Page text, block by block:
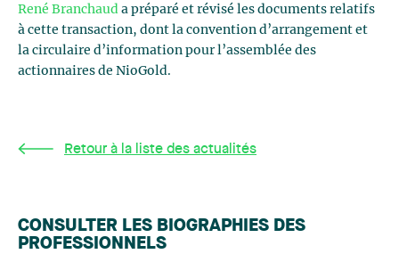
René Branchaud a préparé et révisé les documents relatifs
à cette transaction, dont la convention d’arrangement et
la circulaire d’information pour l’assemblée des
actionnaires de NioGold.
Retour à la liste des actualités
CONSULTER LES BIOGRAPHIES DES
PROFESSIONNELS